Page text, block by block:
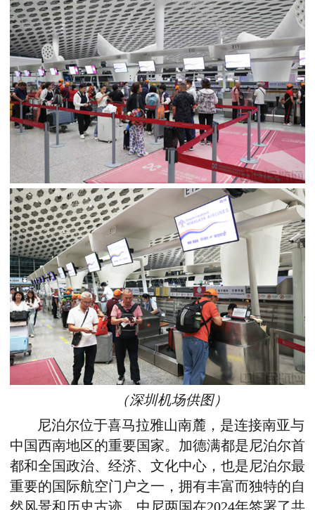
（深圳机场供图）
尼泊尔位于喜马拉雅山南麓，是连接南亚与
中国西南地区的重要国家。加德满都是尼泊尔首
都和全国政治、经济、文化中心，也是尼泊尔最
重要的国际航空门户之一，拥有丰富而独特的自
然风景和历史古迹。中尼两国在2024年签署了共